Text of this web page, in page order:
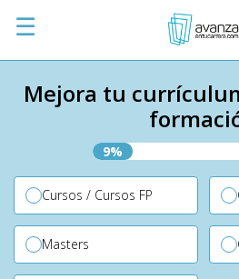
☰
Mejora tu
9%
Cursos / Cursos FP
Masters